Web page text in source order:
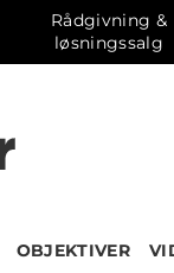
Rådgivning &
løsningssalg
OBJEKTIVER